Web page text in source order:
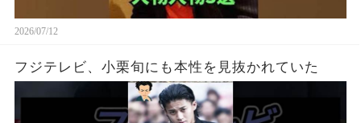
2026/07/12
フジテレビ、小栗旬にも本性を見抜かれていた